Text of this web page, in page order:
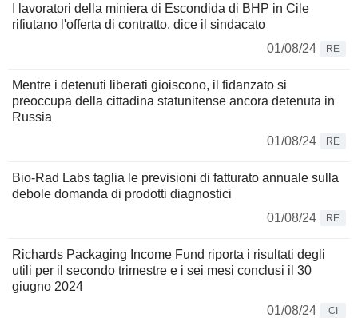
I lavoratori della miniera di Escondida di BHP in Cile
rifiutano l'offerta di contratto, dice il sindacato
01/08/24
RE
Mentre i detenuti liberati gioiscono, il fidanzato si
preoccupa della cittadina statunitense ancora detenuta in
Russia
01/08/24
RE
Bio-Rad Labs taglia le previsioni di fatturato annuale sulla
debole domanda di prodotti diagnostici
01/08/24
RE
Richards Packaging Income Fund riporta i risultati degli
utili per il secondo trimestre e i sei mesi conclusi il 30
giugno 2024
01/08/24
CI